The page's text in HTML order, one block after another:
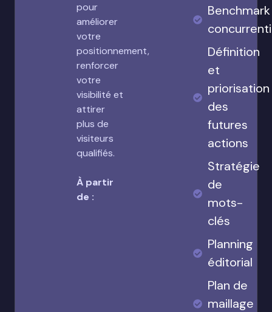
pour
améliorer
votre
positionnement,
renforcer
votre
visibilité et
attirer
plus de
visiteurs
qualifiés.
À partir
de :
Benchmark
Définition
et
priorisation
des
futures
actions
Stratégie
de
mots-
clés
Planning
éditorial
Plan de
maillage